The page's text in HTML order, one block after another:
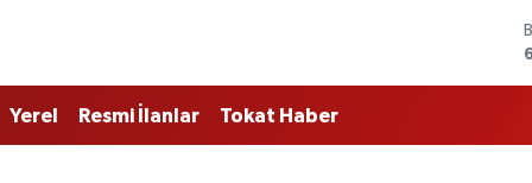
Yerel Resmi İlanlar Tokat Haber